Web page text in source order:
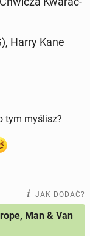
Harry Kane
tym myślisz?
JAK DODAĆ?
Man & Van